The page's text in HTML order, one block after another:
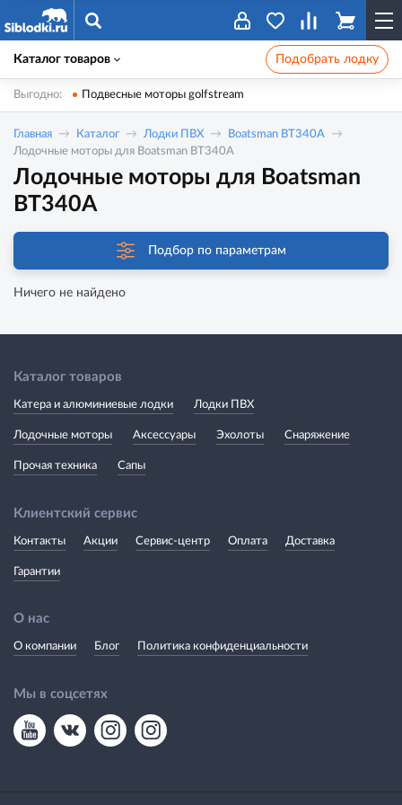
Каталог товаров Подобрать лодку
Выгодно: Подвесные моторы golfstream
Главная Каталог Лодки ПВХ
Boatsman BT340A
Лодочные моторы для Boatsman BT340A
Лодочные моторы для Boatsman
BT340A
Подбор по параметрам
Ничего не найдено
Каталог товаров
Катера и алюминиевые лодки Лодки ПВХ
Лодочные моторы Аксессуары Эхолоты Снаряжение
Прочая техника Сапы
Клиентский сервис
Контакты Акции Сервис-центр Оплата Доставка
Гарантии
О нас
О компании Блог Политика конфиденциальности
Мы в соцсетях